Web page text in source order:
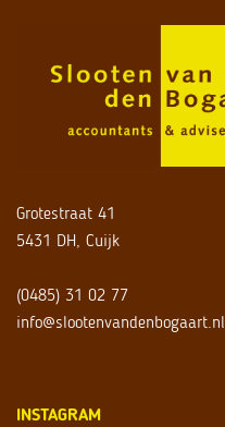
Grotestraat 41
5431 DH, Cuijk
(0485) 31 02 77
info@slootenvandenbogaart.nl
INSTAGRAM